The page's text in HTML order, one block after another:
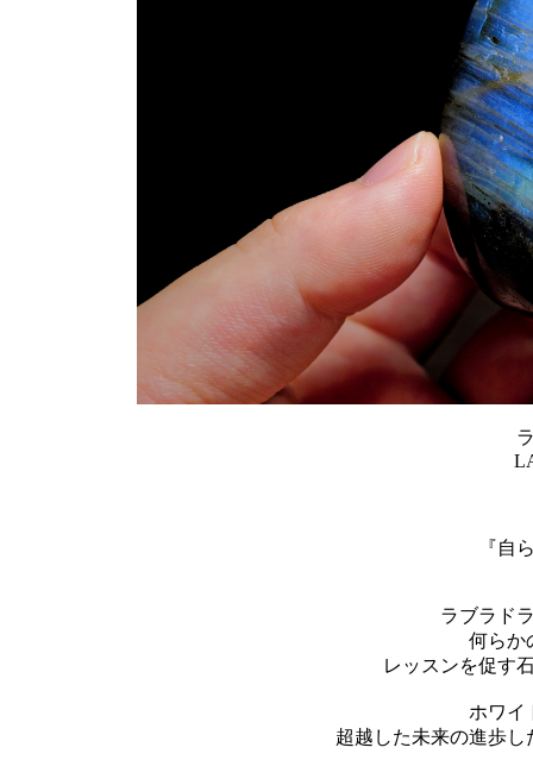
『自
ラブラド
何らか
レッスンを促す
ホワイ
超越した未来の進歩